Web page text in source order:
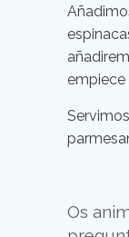
empiece
Os